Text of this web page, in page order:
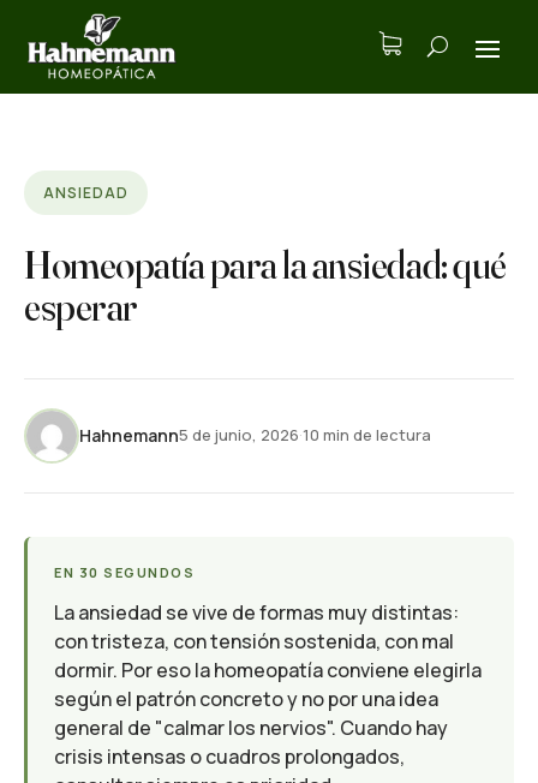
ANSIEDAD
Homeopatía para la ansiedad: qué
esperar
Hahnemann5 de junio, 2026·10 min de lectura
EN 30 SEGUNDOS
La ansiedad se vive de formas muy distintas:
con tristeza, con tensión sostenida, con mal
dormir. Por eso la homeopatía conviene elegirla
según el patrón concreto y no por una idea
general de "calmar los nervios". Cuando hay
crisis intensas o cuadros prolongados,